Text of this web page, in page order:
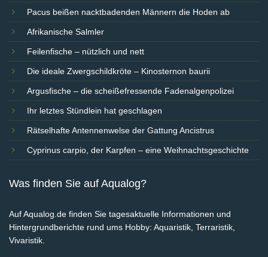
Pacus beißen nacktbadenden Männern die Hoden ab
Afrikanische Salmler
Feilenfische – nützlich und nett
Die ideale Zwergschildkröte – Kinosternon baurii
Argusfische – die scheißefressende Fadenalgenpolizei
Ihr letztes Stündlein hat geschlagen
Rätselhafte Antennenwelse der Gattung Ancistrus
Cyprinus carpio, der Karpfen – eine Weihnachtsgeschichte
Was finden Sie auf Aqualog?
Auf Aqualog.de finden Sie tagesaktuelle Informationen und
Hintergrundberichte rund ums Hobby: Aquaristik, Terraristik,
Vivaristik.